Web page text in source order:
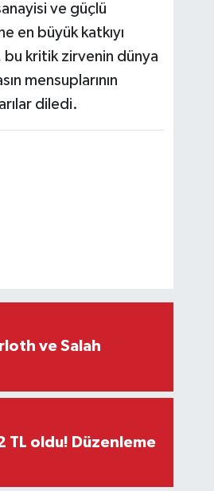
ve güçlü
en büyük katkıyı
kritik zirvenin dünya
mensuplarının
diledi.
ve Salah
TL oldu! Düzenleme